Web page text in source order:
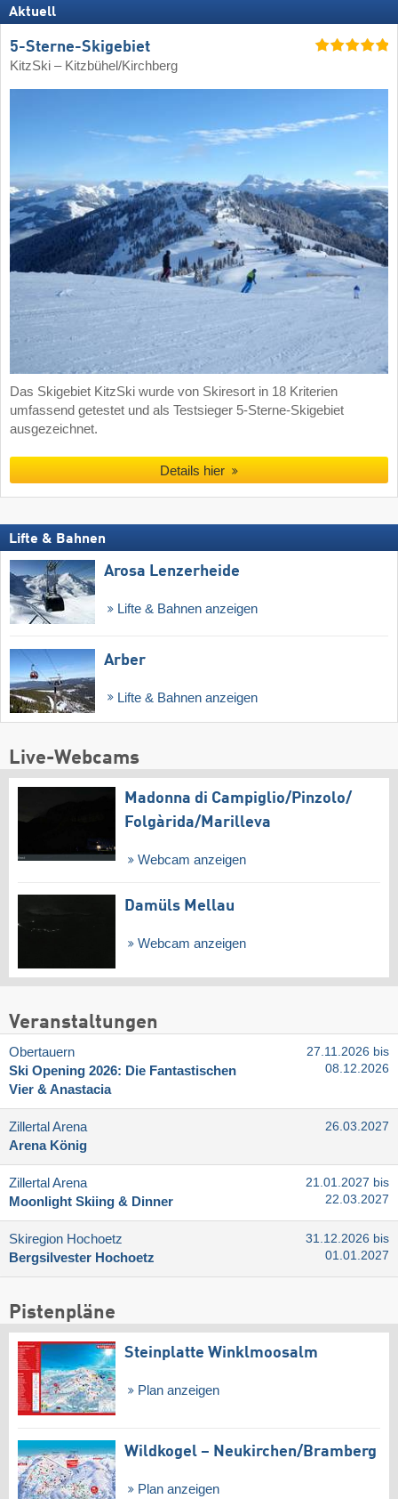
Aktuell
5-Sterne-Skigebiet
KitzSki – Kitzbühel/​Kirchberg
Das Skigebiet KitzSki wurde von Skiresort in 18 Kriterien
umfassend getestet und als Testsieger 5-Sterne-Skigebiet
ausgezeichnet.
Details hier
Lifte & Bahnen
Arosa Lenzerheide
Lifte & Bahnen anzeigen
Arber
Lifte & Bahnen anzeigen
Live-Webcams
Madonna di Campiglio/​Pinzolo/​
Folgàrida/​Marilleva
Webcam anzeigen
Damüls Mellau
Webcam anzeigen
Veranstaltungen
Obertauern
Ski Opening 2026: Die Fantastischen
Vier & Anastacia
27.11.2026 bis
08.12.2026
Zillertal Arena
Arena König
26.03.2027
Zillertal Arena
Moonlight Skiing & Dinner
21.01.2027 bis
22.03.2027
Skiregion Hochoetz
Bergsilvester Hochoetz
31.12.2026 bis
01.01.2027
Pistenpläne
Steinplatte Winklmoosalm
Plan anzeigen
Wildkogel – Neukirchen/​Bramberg
Plan anzeigen